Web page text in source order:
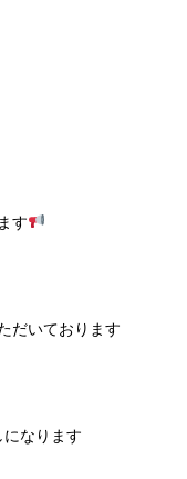
す
だいております
なります